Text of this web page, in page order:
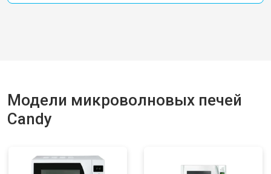
Модели микроволновых печей
Candy